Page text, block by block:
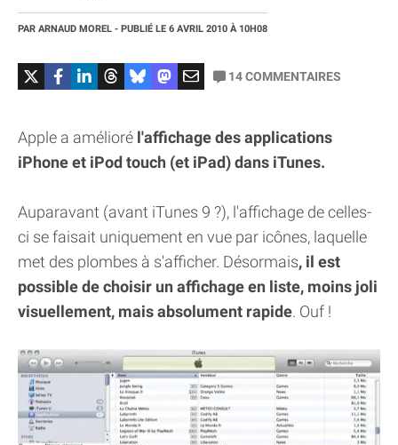
PAR ARNAUD MOREL - PUBLIÉ LE 6 AVRIL 2010 À 10H08
14COMMENTAIRES
Apple a amélioré l'affichage des applications
iPhone et iPod touch (et iPad) dans iTunes.
Auparavant (avant iTunes 9 ?), l'affichage de celles-
ci se faisait uniquement en vue par icônes, laquelle
met des plombes à s'afficher. Désormais, il est
possible de choisir un affichage en liste, moins joli
visuellement, mais absolument rapide. Ouf !